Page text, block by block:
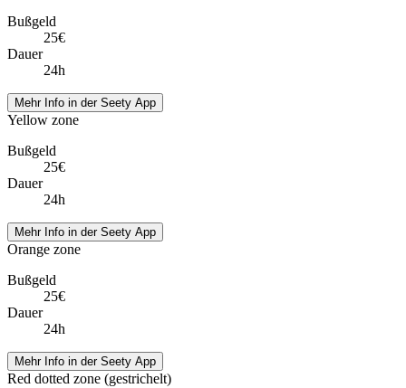
Bußgeld
25€
Dauer
24h
Mehr Info in der Seety App
Yellow zone
Bußgeld
25€
Dauer
24h
Mehr Info in der Seety App
Orange zone
Bußgeld
25€
Dauer
24h
Mehr Info in der Seety App
Red dotted zone (gestrichelt)